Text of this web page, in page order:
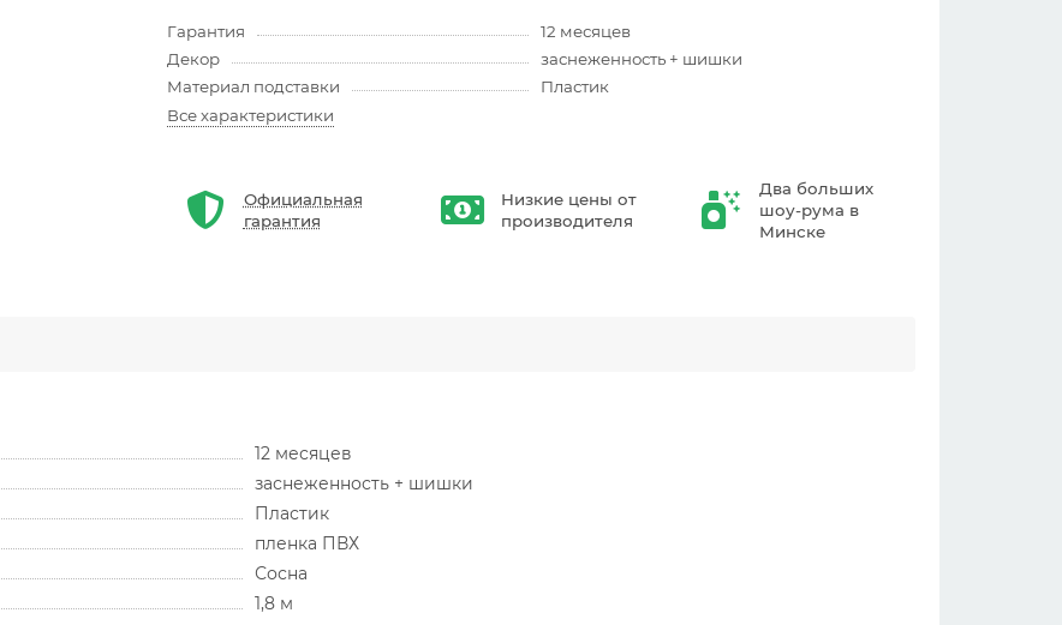
Гарантия
12 месяцев
Декор
заснеженность + шишки
Материал подставки
Пластик
Все характеристики
Официальная
гарантия
Низкие цены от
производителя
Два больших
шоу-рума в
Минске
12 месяцев
заснеженность + шишки
Пластик
пленка ПВХ
Сосна
1,8 м